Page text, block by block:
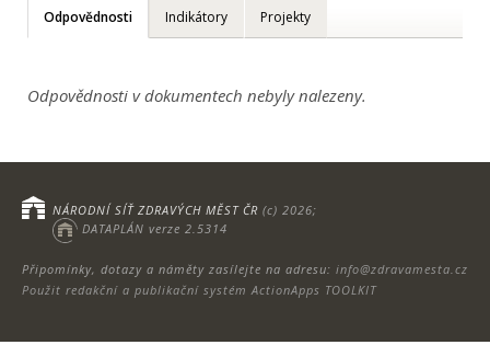
Odpovědnosti Indikátory Projekty
Odpovědnosti v dokumentech nebyly nalezeny.
Připomínky, dotazy a náměty zasílejte na adresu: info@zdravamesta.cz
Použit redakční a publikační systém ActionApps TOOLKIT
NÁRODNÍ SÍŤ ZDRAVÝCH MĚST ČR (c) 2026;
DATAPLÁN verze 2.5314